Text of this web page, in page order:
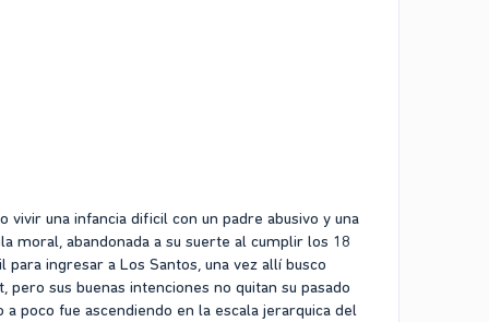
vivir una infancia dificil con un padre abusivo y una
moral, abandonada a su suerte al cumplir los 18
ingresar a Los Santos, una vez allí busco
sus buenas intenciones no quitan su pasado
poco fue ascendiendo en la escala jerarquica del